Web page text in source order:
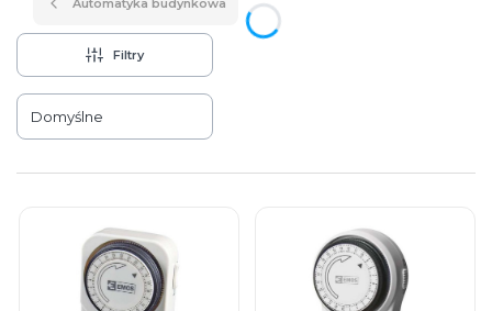
Filtry
Lista produktów
Domyślne